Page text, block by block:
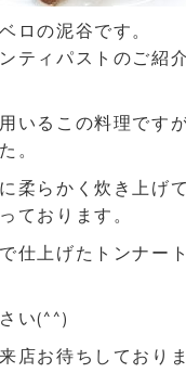
ロの泥谷です。
ティパストのご紹
いるこの料理です
。
柔らかく炊き上げ
ております。
仕上げたトンナー
い(^^)
店お待ちしておりま